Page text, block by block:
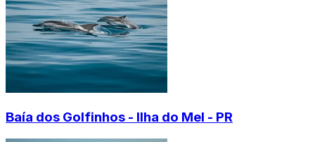
Baía dos Golfinhos - Ilha do Mel - PR